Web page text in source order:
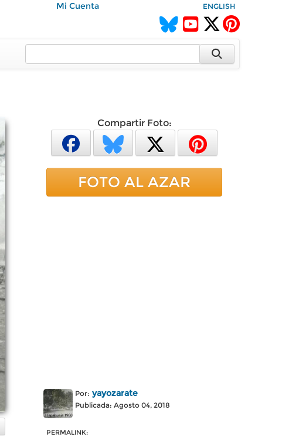
Mi Cuenta ENGLISH
Compartir Foto:
FOTO AL AZAR
Por: yayozarate
Publicada: Agosto 04, 2018
PERMALINK: